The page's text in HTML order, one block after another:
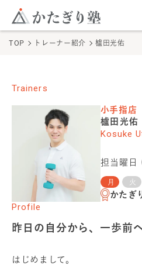
このページ
かたぎり塾について
ビフォーアフター
お客さまの声
料金
プログラム
TOP トレーナー紹介 櫨田光佑
Trainers
小手指店
櫨田光佑
Kosuke
担当曜日
月 火
かたぎ
Profile
昨日の自分から、一歩前
はじめまして。